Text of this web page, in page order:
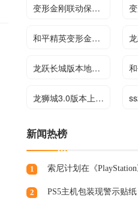
变形金刚联动保底价格一览
和平精英变形金刚联动介绍
龙跃长城版本地图玩法大全
龙狮城3.0版本上线时间
新闻热榜
1
2